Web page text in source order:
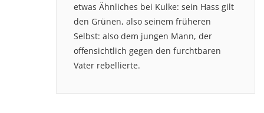
etwas Ähnliches bei Kulke: sein Hass gilt
den Grünen, also seinem früheren
Selbst: also dem jungen Mann, der
offensichtlich gegen den furchtbaren
Vater rebellierte.